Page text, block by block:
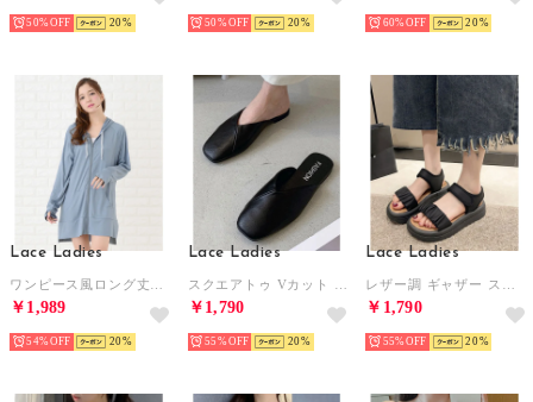
50% 20 50% 20 60% 20
Lace Ladies
￥1,989
54% 20
Lace Ladies
￥1,790
55% 20
Lace Ladies
￥1,790
55% 20